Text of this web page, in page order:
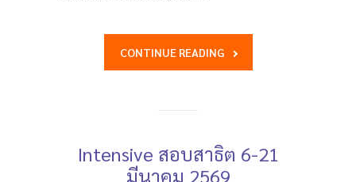
CONTINUE READING
Intensive สอบสาธิต 6-21
มีนาคม 2569